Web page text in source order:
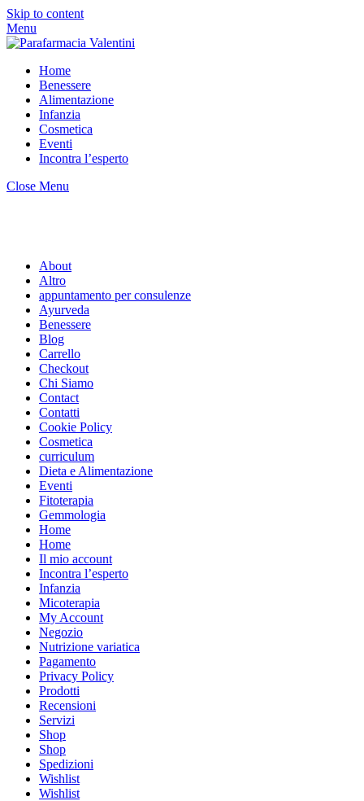
Skip to content
Menu
Home
Benessere
Alimentazione
Infanzia
Cosmetica
Eventi
Incontra l’esperto
Close Menu
About
Altro
appuntamento per consulenze
Ayurveda
Benessere
Blog
Carrello
Checkout
Chi Siamo
Contact
Contatti
Cookie Policy
Cosmetica
curriculum
Dieta e Alimentazione
Eventi
Fitoterapia
Gemmologia
Home
Home
Il mio account
Incontra l’esperto
Infanzia
Micoterapia
My Account
Negozio
Nutrizione variatica
Pagamento
Privacy Policy
Prodotti
Recensioni
Servizi
Shop
Shop
Spedizioni
Wishlist
Wishlist